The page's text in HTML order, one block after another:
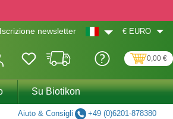
Iscrizione newsletter € EURO
0,00 €
Su Biotikon
Aiuto & Consigli +49 (0)6201-878380